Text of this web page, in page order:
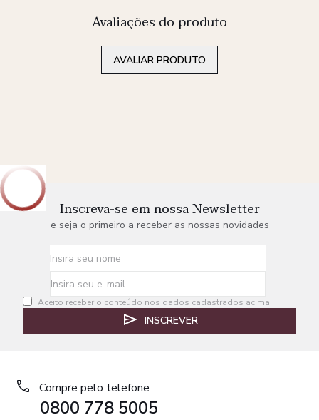
Avaliações do produto
AVALIAR PRODUTO
Inscreva-se em nossa Newsletter
e seja o primeiro a receber as nossas novidades
Aceito receber o conteúdo nos dados cadastrados acima
INSCREVER
Compre pelo telefone
0800 778 5005